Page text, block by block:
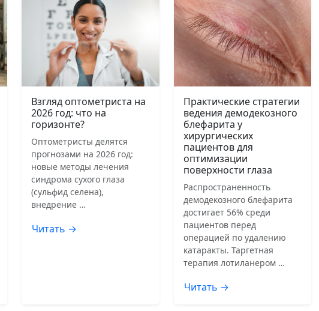
Взгляд оптометриста на
2026 год: что на
горизонте?
Оптометристы делятся
прогнозами на 2026 год:
новые методы лечения
синдрома сухого глаза
(сульфид селена),
внедрение …
Читать →
Практические стратегии
ведения демодекозного
блефарита у
хирургических
пациентов для
оптимизации
поверхности глаза
Распространенность
демодекозного блефарита
достигает 56% среди
пациентов перед
операцией по удалению
катаракты. Таргетная
терапия лотиланером …
Читать →